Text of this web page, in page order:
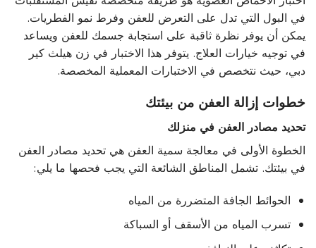
في البول التي تدل على التعرض للعفن وفرط نمو الفطريات.
يمكن أن يوفر نظرة ثاقبة على استجابة جسمك للعفن ويساعد
في توجيه خيارات العلاج. يتوفر هذا الاختبار في زن هيلث كير
دبي، حيث نتخصص في الاختبارات المعملية المخصصة.
خطوات إزالة العفن من بيئتك
تحديد مصادر العفن في منزلك
الخطوة الأولى في معالجة سمية العفن هي تحديد مصادر العفن
في بيئتك. تشمل المناطق الشائعة التي يجب فحصها ما يلي:
الحوائط الجافة المتضررة من المياه
تسرب المياه من الأسقف أو السباكة